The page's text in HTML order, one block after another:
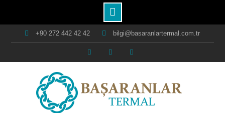
+90 272 442 42 42 bilgi@basaranlartermal.com.tr
FacebookInstagramYoutube